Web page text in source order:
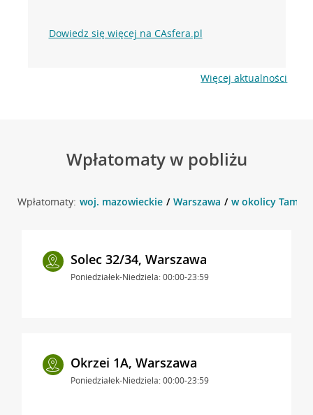
Dowiedz się więcej na CAsfera.pl
Więcej aktualności
Wpłatomaty w pobliżu
Wpłatomaty: woj. mazowieckie Warszawa w okolicy Tamka
Solec 32/34, Warszawa
Poniedziałek-Niedziela: 00:00-23:59
Okrzei 1A, Warszawa
Poniedziałek-Niedziela: 00:00-23:59